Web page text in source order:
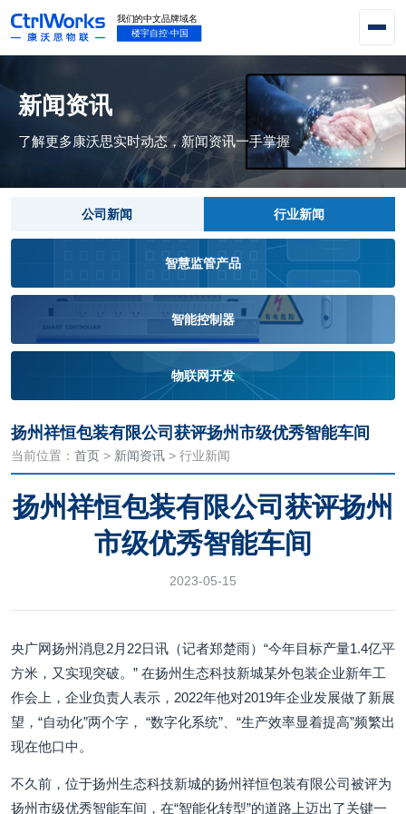
新闻资讯
了解更多康沃思实时动态，新闻资讯一手掌握
公司新闻 行业新闻
智慧监管产品
智能控制器
物联网开发
扬州祥恒包装有限公司获评扬州市级优秀智能车间
当前位置： 首页 > 新闻资讯 > 行业新闻
扬州祥恒包装有限公司获评扬州
市级优秀智能车间
2023-05-15
央广网扬州消息2月22日讯（记者郑楚雨）“今年目标产量1.4亿平
方米，又实现突破。” 在扬州生态科技新城某外包装企业新年工
作会上，企业负责人表示，2022年他对2019年企业发展做了新展
望，“自动化”两个字， “数字化系统”、“生产效率显着提高”频繁出
现在他口中。
不久前，位于扬州生态科技新城的扬州祥恒包装有限公司被评为
扬州市级优秀智能车间，在“智能化转型”的道路上迈出了关键一